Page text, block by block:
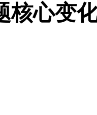
核心变